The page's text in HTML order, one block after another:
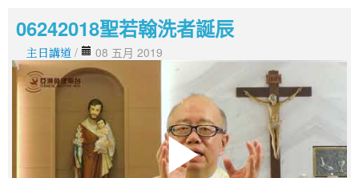
06242018聖若翰洗者誕辰
主日講道 / 08 五月 2019